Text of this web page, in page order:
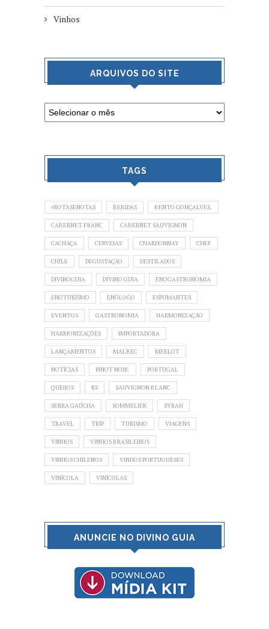
Vinhos
ARQUIVOS DO SITE
TAGS
#ROTASENOTAS BEBIDAS BENTO GONÇALVES.
CABERNET FRANC CABERNET SAUVIGNON
CACHAÇA CERVEJAS CHARDONNAY CHEF
CHILE DEGUSTAÇÃO DESTILADOS
DIVINOGUIA DIVINO GUIA ENOGASTRONOMIA
ENOTURISMO ENÓLOGO ESPUMANTES
EVENTOS GASTRONOMIA HARMONIZAÇÃO
HARMONIZAÇÕES IMPORTADORA
LANÇAMENTOS MALBEC MERLOT
NOTÍCIAS PINOT NOIR. PORTUGAL
QUEIJOS RS SAUVIGNON BLANC
SERRA GAÚCHA SOMMELIER SYRAH
TRAVEL TRIP TURISMO VIAGENS
VINHOS VINHOS BRASILEIROS
VINHOS CHILENOS VINHOS PORTUGUESES
VINÍCOLA VINÍCOLAS
ANUNCIE NO DIVINO GUIA